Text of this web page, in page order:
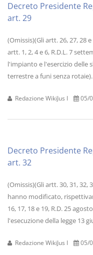
Decreto Presidente
art. 29
(Omissis)(Gli artt. 26, 27,
artt. 1, 2, 4 e 6, R.D.L. 7
l'impianto e l'esercizio delle
terrestre a funi senza rotaie).
Redazione WikiJus I 05/
Decreto Presidente
art. 32
(Omissis)(Gli artt. 30, 31, 32,
hanno modificato,
16, 17, 18 e 19, R.D. 25
l'esecuzione della legge 13
Redazione WikiJus I 05/